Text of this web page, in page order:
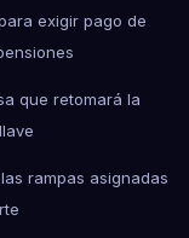
exigir pago de
que retomará la
rampas asignadas